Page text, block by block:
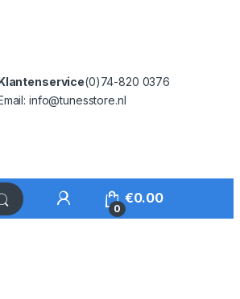
(0)74-820 0376
info@tunesstore.nl
My Account
0
€0.00